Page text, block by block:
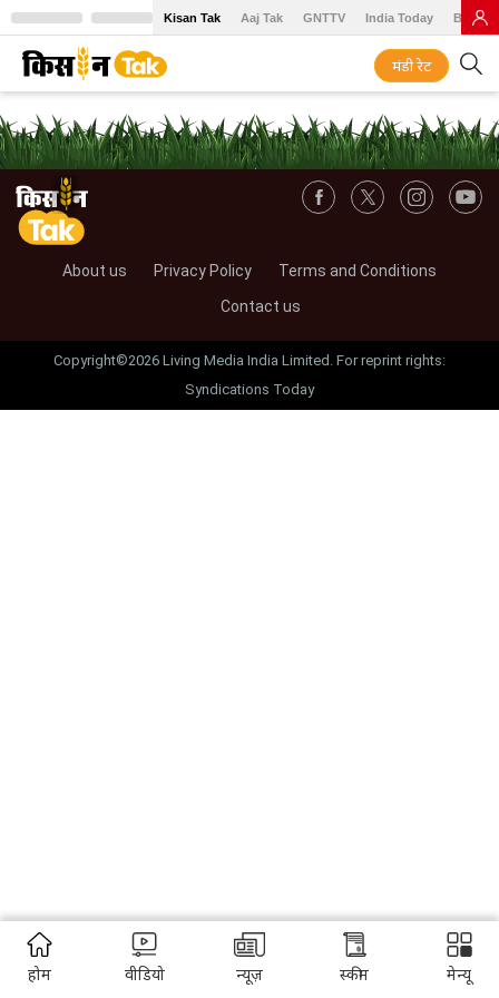
Kisan Tak Aaj Tak GNTTV India Today BT
मंडी रेट
About us Privacy Policy
Terms and Conditions
Contact us
Copyright©2026 Living Media India Limited. For reprint rights:
Syndications Today
होम वीडियो न्यूज़ स्कीम मेन्यू